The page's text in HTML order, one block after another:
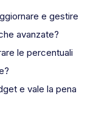
e gestire
avanzate?
le percentuali
e vale la pena